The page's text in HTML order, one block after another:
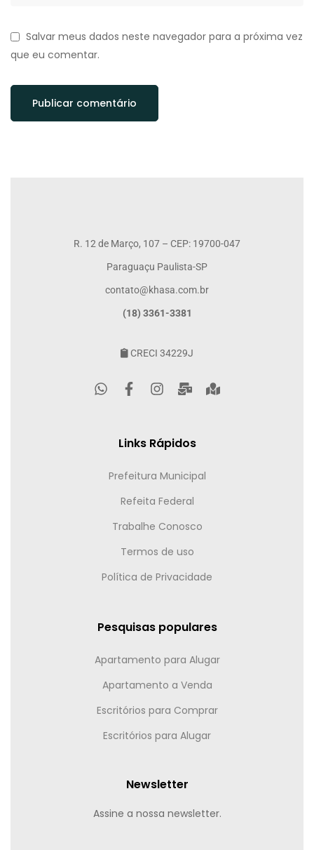
Salvar meus dados neste navegador para a próxima vez
que eu comentar.
R. 12 de Março, 107 – CEP: 19700-047
Paraguaçu Paulista-SP
contato@khasa.com.br
(18) 3361-3381
CRECI 34229J
Links Rápidos
Prefeitura Municipal
Refeita Federal
Trabalhe Conosco
Termos de uso
Política de Privacidade
Pesquisas populares
Apartamento para Alugar
Apartamento a Venda
Escritórios para Comprar
Escritórios para Alugar
Newsletter
Assine a nossa newsletter.